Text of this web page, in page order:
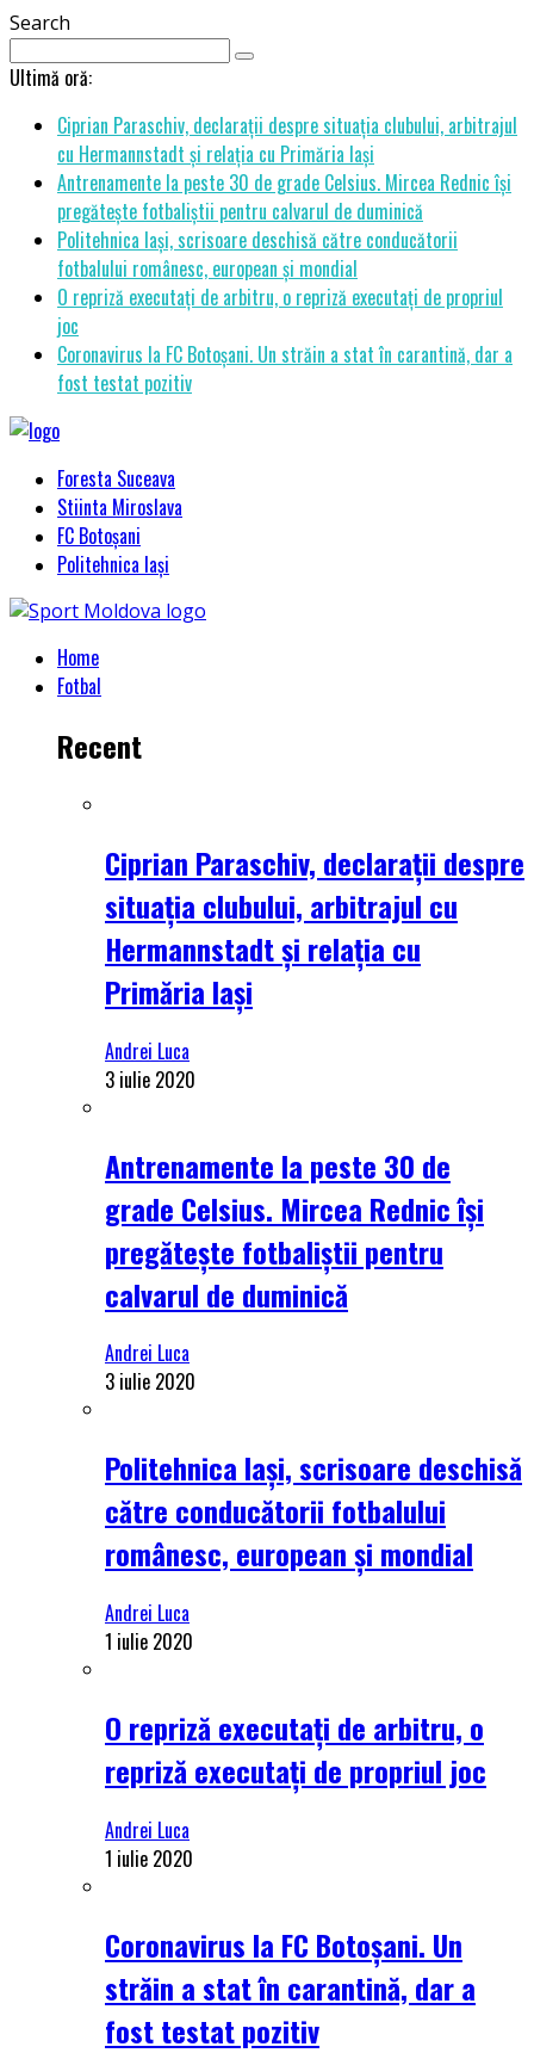
Search
Ultimă oră:
Ciprian Paraschiv, declarații despre situația clubului, arbitrajul
cu Hermannstadt și relația cu Primăria Iași
Antrenamente la peste 30 de grade Celsius. Mircea Rednic își
pregătește fotbaliștii pentru calvarul de duminică
Politehnica Iași, scrisoare deschisă către conducătorii
fotbalului românesc, european și mondial
O repriză executați de arbitru, o repriză executați de propriul
joc
Coronavirus la FC Botoșani. Un străin a stat în carantină, dar a
fost testat pozitiv
Foresta Suceava
Stiinta Miroslava
FC Botoșani
Politehnica Iași
Home
Fotbal
Recent
Ciprian Paraschiv, declarații despre
situația clubului, arbitrajul cu
Hermannstadt și relația cu
Primăria Iași
Andrei Luca
3 iulie 2020
Antrenamente la peste 30 de
grade Celsius. Mircea Rednic își
pregătește fotbaliștii pentru
calvarul de duminică
Andrei Luca
3 iulie 2020
Politehnica Iași, scrisoare deschisă
către conducătorii fotbalului
românesc, european și mondial
Andrei Luca
1 iulie 2020
O repriză executați de arbitru, o
repriză executați de propriul joc
Andrei Luca
1 iulie 2020
Coronavirus la FC Botoșani. Un
străin a stat în carantină, dar a
fost testat pozitiv